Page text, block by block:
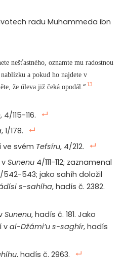
radu Muhammeda ibn
nešťastného, oznamte mu radostnou
a pokud ho najdete v
že úleva již čeká opodál. “ 13
, 4/115-116.
, 1/178.
ve svém Tefsíru, 4/212.
Sunenu 4/111-112; zaznamenal
542-543; jako sahíh doložil
s-sahíha, hadís č. 2382.
Sunenu, hadís č. 181. Jako
v al-Džámi’u s-saghír, hadís
, hadís č. 2963.